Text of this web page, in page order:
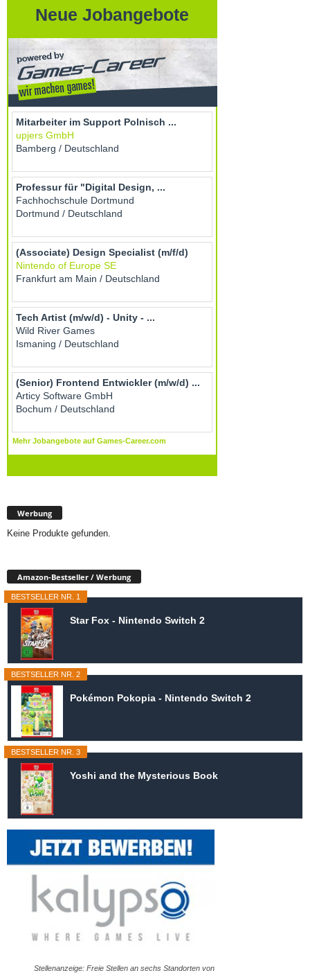
Werbung
Keine Produkte gefunden.
Amazon-Bestseller / Werbung
BESTSELLER NR. 1
Star Fox - Nintendo Switch 2
BESTSELLER NR. 2
Pokémon Pokopia - Nintendo Switch 2
BESTSELLER NR. 3
Yoshi and the Mysterious Book
Stellenanzeige: Freie Stellen an sechs Standorten von